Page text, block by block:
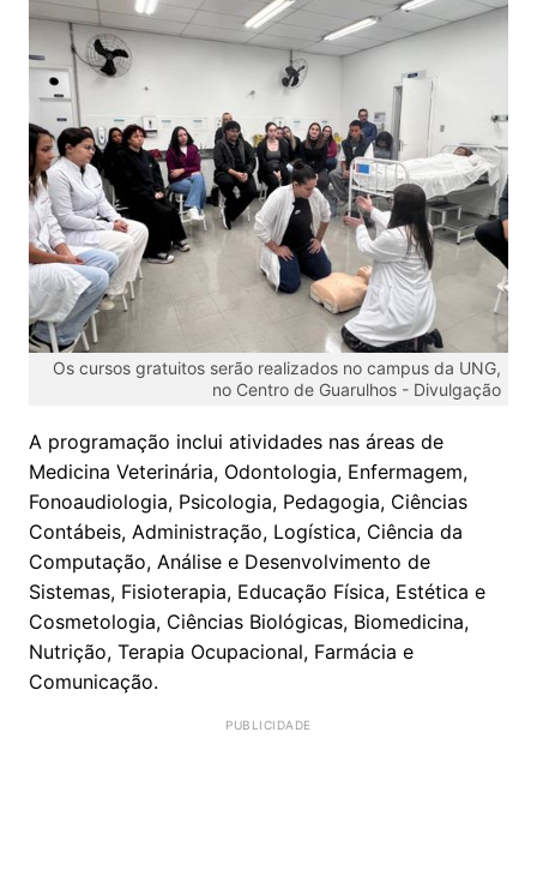
Os cursos gratuitos serão realizados no campus da UNG,
no Centro de Guarulhos - Divulgação
A programação inclui atividades nas áreas de
Medicina Veterinária, Odontologia, Enfermagem,
Fonoaudiologia, Psicologia, Pedagogia, Ciências
Contábeis, Administração, Logística, Ciência da
Computação, Análise e Desenvolvimento de
Sistemas, Fisioterapia, Educação Física, Estética e
Cosmetologia, Ciências Biológicas, Biomedicina,
Nutrição, Terapia Ocupacional, Farmácia e
Comunicação.